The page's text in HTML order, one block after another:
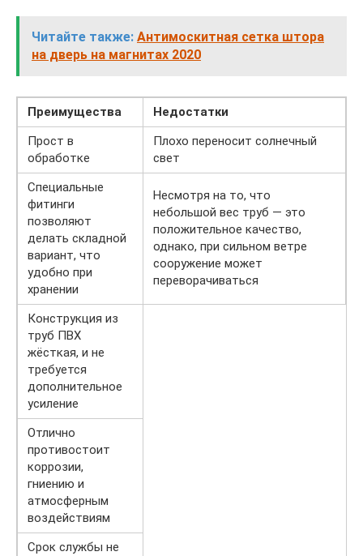
Читайте также: Антимоскитная сетка штора
на дверь на магнитах 2020
Преимущества
Недостатки
Прост в
обработке
Плохо переносит солнечный
свет
Специальные
фитинги
позволяют
делать складной
вариант, что
удобно при
хранении
Несмотря на то, что
небольшой вес труб — это
положительное качество,
однако, при сильном ветре
сооружение может
переворачиваться
Конструкция из
труб ПВХ
жёсткая, и не
требуется
дополнительное
усиление
Отлично
противостоит
коррозии,
гниению и
атмосферным
воздействиям
Срок службы не